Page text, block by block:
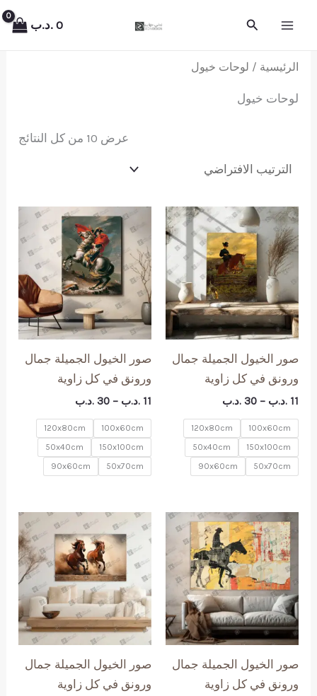
البحث 0 .د.ب
الرئيسية / لوحات خيول
لوحات خيول
عرض ⁦10⁩ من كل النتائج
صور الخيول الجميلة جمال
ورونق في كل زاوية
11 .د.ب –
30 .د.ب
من
⁦11 .د.ب⁩
خلال
⁦30 .د.ب⁩
100x60cm
120x80cm
150x100cm
50x40cm
50x70cm
90x60cm
صور الخيول الجميلة جمال
ورونق في كل زاوية
11 .د.ب –
30 .د.ب
من
خلال
100x60cm
120x80cm
150x100cm
50x40cm
50x70cm
90x60cm
صور الخيول الجميلة جمال
ورونق في كل زاوية
صور الخيول الجميلة جمال
ورونق في كل زاوية